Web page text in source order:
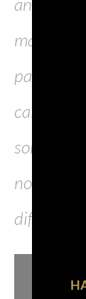
parte dei
nobile
difficoltà”.